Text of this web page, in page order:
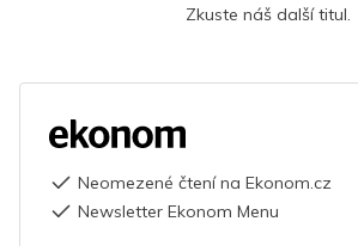
Zkuste náš další titul.
Neomezené čtení na Ekonom.cz
Newsletter Ekonom Menu